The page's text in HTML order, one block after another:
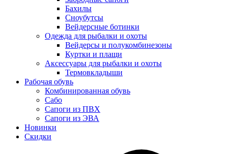
Бахилы
Сноубутсы
Вейдерсные ботинки
Одежда для рыбалки и охоты
Вейдерсы и полукомбинезоны
Куртки и плащи
Аксессуары для рыбалки и охоты
Термовкладыши
Рабочая обувь
Комбинированная обувь
Сабо
Сапоги из ПВХ
Сапоги из ЭВА
Новинки
Скидки